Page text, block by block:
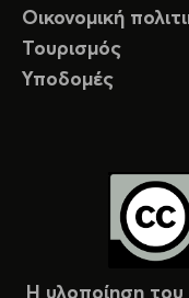
Οικονομική
Τουρισμός
Υποδομές
Η υλοποίηση του